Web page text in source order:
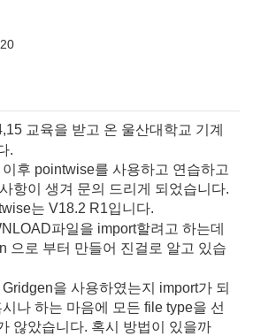
교육을 받고 온 울산대학교 기계
.
후 pointwise를 사용하고 연습하고
항이 생겨 문의 드리게 되었습니다.
는 V18.2 R1입니다.
파일을 import할려고 하는데
으로 부터 만들어 진걸로 알고 있습
을 사용하였는지 import가 되
나 하는 마음에 모든 file type을 선
않았습니다. 혹시 방법이 있을까